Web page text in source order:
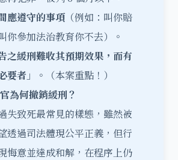
應遵守的事項 （例如：叫你賠
你參加法治教育你不去）。
之緩刑難收其預期效果，而有
要者」
。（本案重點！）
為何撤銷緩刑？
失致死最常見的樣態，雖然被
透過司法體現公平正義，但行
悔意並達成和解，在程序上仍